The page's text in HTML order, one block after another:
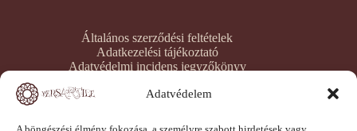
Adatvédelem
A böngészési élmény fokozása, a személyre szabott hirdetések vagy
Általános szerződési feltételek
Adatkezelési tájékoztató
Adatvédelmi incidens jegyzőkönyv
Elállási igény beküldése
Szavatosság kezelési jegyzőkönyv